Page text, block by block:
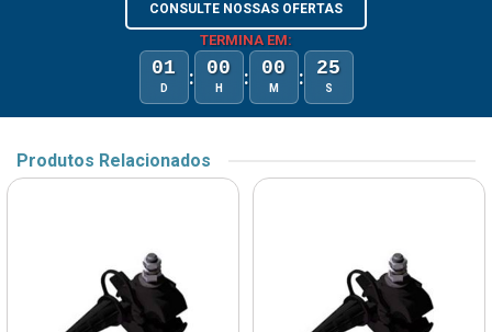
CONSULTE NOSSAS OFERTAS
TERMINA EM:
01
D : 00
H : 00
M : 25
S
Produtos Relacionados